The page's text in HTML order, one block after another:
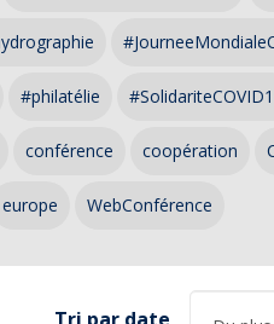
#philatélie
conférence coopération
europe WebConférence